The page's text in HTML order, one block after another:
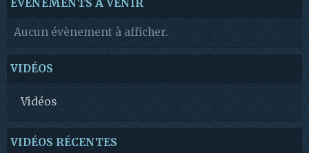
ÉVÈNEMENTS À VENIR
Aucun évènement à afficher.
VIDÉOS
Vidéos
VIDÉOS RÉCENTES